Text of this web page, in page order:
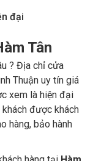
đại
Tân
? Địa chỉ cửa
Thuận uy tín giá
xem là hiện đại
được khách
hàng, bảo hành